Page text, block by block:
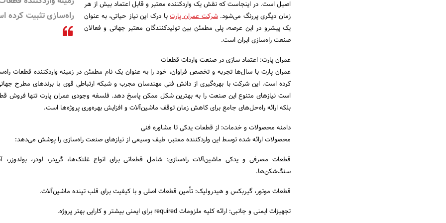
راه‌سازی تثبیت کرده
اصیل است. در اینجاست که نقش یک واردکننده معتبر و قابل اعتماد بیش از هر
زمان دیگری پررنگ می‌شود.شرکت عمران پارتبا درک این نیاز حیاتی، به عنوان
یک پیشرو در این عرصه، پلی مطمئن بین تولیدکنندگان معتبر جهانی و فعالان
صنعت راه‌سازی ایران است.
عمران پارت: اعتماد سازی در صنعت واردات قطعات
عمران پارت با سال‌ها تجربه و تخصص فراوان، خود را به عنوان یک نام مطمئن در زمینه واردکننده قطعات
کرده است. این شرکت با بهره‌گیری از دانش فنی مهندسان مجرب و شبکه ارتباطی قوی با برندهای مطرح
است نیازهای متنوع این صنعت را به بهترین شکل ممکن پاسخ دهد. فلسفه وجودی عمران پارت تنها فروش
بلکه ارائه راه‌حل‌های جامع برای کاهش زمان توقف ماشین‌آلات و افزایش بهره‌وری پروژه‌ها است.
دامنه محصولات و خدمات: از قطعات یدکی تا مشاوره فنی
محصولات ارائه شده توسط این واردکننده معتبر، طیف وسیعی از نیازهای صنعت راه‌سازی را پوشش می‌دهد:
قطعات مصرفی و یدکی ماشین‌آلات راه‌سازی: شامل قطعاتی برای انواع غلتک‌ها، گریدر، لودر، بولدوزر،
سنگ‌شکن‌ها.
قطعات موتور، گیربکس و هیدرولیک: تأمین قطعات اصلی و با کیفیت برای قلب تپنده ماشین‌آلات.
تجهیزات ایمنی و جانبی: ارائه کلیه ملزومات required برای ایمنی بیشتر و کارایی بهتر پروژه.